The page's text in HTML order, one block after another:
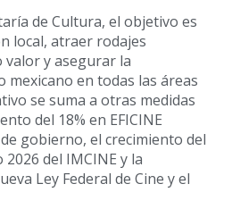
de Cultura, el objetivo es
local, atraer rodajes
valor y asegurar la
en todas las áreas
se suma a otras medidas
del 18% en EFICINE
gobierno, el crecimiento del
del IMCINE y la
Ley Federal de Cine y el